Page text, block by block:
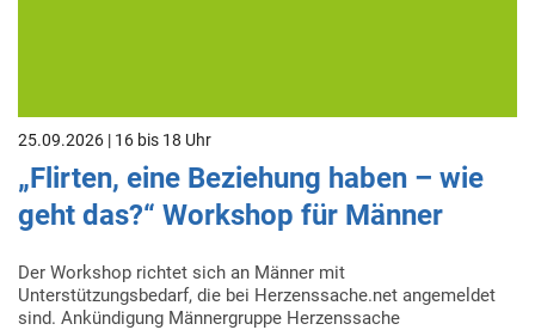
25.09.2026 | 16 bis 18 Uhr
„Flirten, eine Beziehung haben – wie
geht das?“ Workshop für Männer
Der Workshop richtet sich an Männer mit
Unterstützungsbedarf, die bei Herzenssache.net angemeldet
sind. Ankündigung Männergruppe Herzenssache